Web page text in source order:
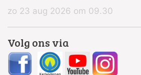
zo 23 aug 2026 om 09.30
Volg ons via